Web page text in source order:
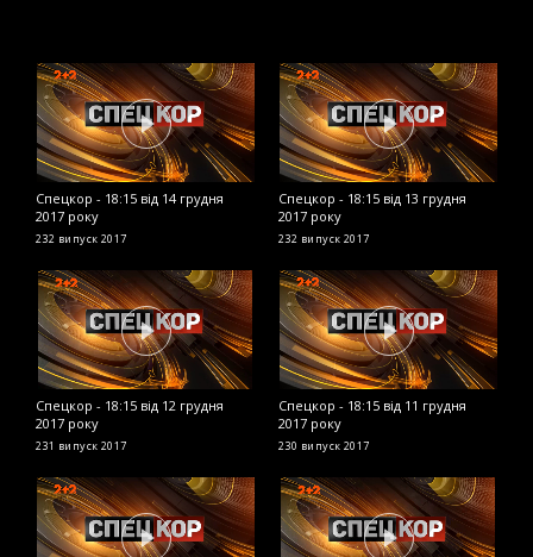
Спецкор - 18:15 від 14 грудня
2017 року
232 випуск 2017
Спецкор - 18:15 від 13 грудня
2017 року
232 випуск 2017
Спецкор - 18:15 від 12 грудня
2017 року
231 випуск 2017
Спецкор - 18:15 від 11 грудня
2017 року
230 випуск 2017